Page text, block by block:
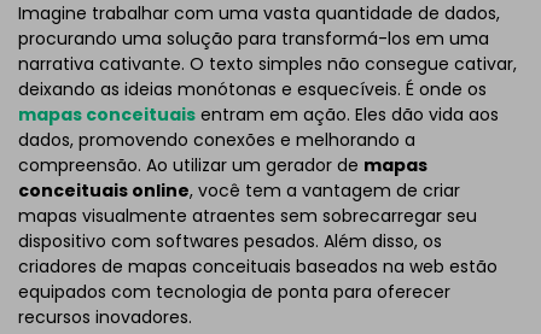
Imagine trabalhar com uma vasta quantidade de dados,
procurando uma solução para transformá-los em uma
narrativa cativante. O texto simples não consegue cativar,
deixando as ideias monótonas e esquecíveis. É onde os
mapas conceituais entram em ação. Eles dão vida aos
dados, promovendo conexões e melhorando a
compreensão. Ao utilizar um gerador de mapas
conceituais online, você tem a vantagem de criar
mapas visualmente atraentes sem sobrecarregar seu
dispositivo com softwares pesados. Além disso, os
criadores de mapas conceituais baseados na web estão
equipados com tecnologia de ponta para oferecer
recursos inovadores.